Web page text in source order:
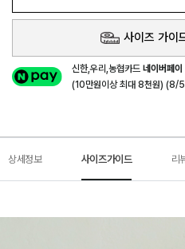
사이즈 가이
신한,우리,농협카드네이버페
(10만원이상 최대 8천원)
상세정보 사이즈가이드 리